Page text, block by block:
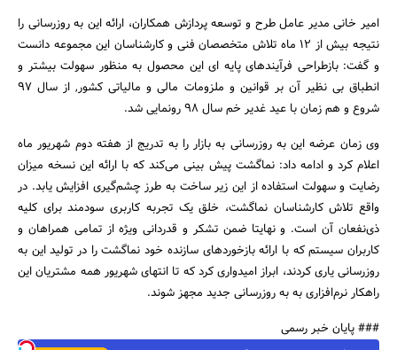
امیر خانی مدیر عامل طرح و توسعه پردازش همکاران، ارائه این به روزرسانی را
نتیجه بیش از ۱۲ ماه تلاش متخصصان فنی و کارشناسان این مجموعه دانست
و گفت: بازطراحی فرآیندهای پایه ای این محصول به منظور سهولت بیشتر و
انطباق بی نظیر آن بر قوانین و ملزومات مالی و مالیاتی کشور, از سال ۹۷
شروع و هم زمان با عید غدیر خم سال ۹۸ رونمایی شد.
وی زمان عرضه این به روزرسانی به بازار را به تدریج از هفته دوم شهریور ماه
اعلام کرد و ادامه داد: نماگشت پیش بینی می‌کند که با ارائه این نسخه میزان
رضایت و سهولت استفاده از این زیر ساخت به طرز چشم‌گیری افزایش یابد. در
واقع تلاش کارشناسان نماگشت، خلق یک تجربه کاربری سودمند برای کلیه
ذی‌نفعان آن است. و نهایتا ضمن تشکر و قدردانی ویژه از تمامی همراهان و
کاربران سیستم که با ارائه بازخورد‌های سازنده خود نماگشت را در تولید این به
روزرسانی یاری کردند، ابراز امیدواری کرد که تا انتهای شهریور همه مشتریان این
راهکار نرم‌افزاری به به روزرسانی جدید مجهز شوند.
### پایان خبر رسمی